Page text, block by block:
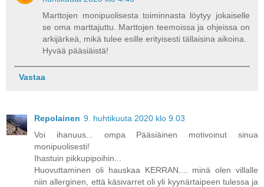
Marttojen monipuolisesta toiminnasta löytyy jokaiselle
se oma marttajuttu. Marttojen teemoissa ja ohjeissa on
arkijärkeä, mikä tulee esille erityisesti tällaisina aikoina.
Hyvää pääsiäistä!
Vastaa
Repolainen 9. huhtikuuta 2020 klo 9.03
Voi ihanuus... ompa Pääsiäinen motivoinut sinua
monipuolisesti!
Ihastuin pikkupipoihin...
Huovuttaminen oli hauskaa KERRAN.... minä olen villalle
niin allerginen, että käsivarret oli yli kyynärtaipeen tulessa ja